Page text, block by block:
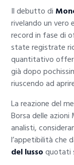
Il debutto di
rivelando un vero
record in fase di
state registrate
quantitativo
già dopo
riuscendo ad
La reazione del
Borsa delle
analisti,
l’appetibilità che
del lussoquotati